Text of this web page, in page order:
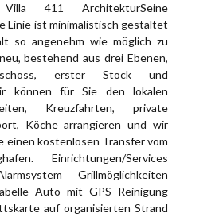
411 ArchitekturSeine
Linie ist minimalistisch gestaltet
so angenehm wie möglich zu
bestehend aus drei Ebenen,
erster Stock und
können für Sie den lokalen
Kreuzfahrten, private
Köche arrangieren und wir
einen kostenlosen Transfer vom
Einrichtungen/Services
Grillmöglichkeiten
Auto mit GPS Reinigung
auf organisierten Strand